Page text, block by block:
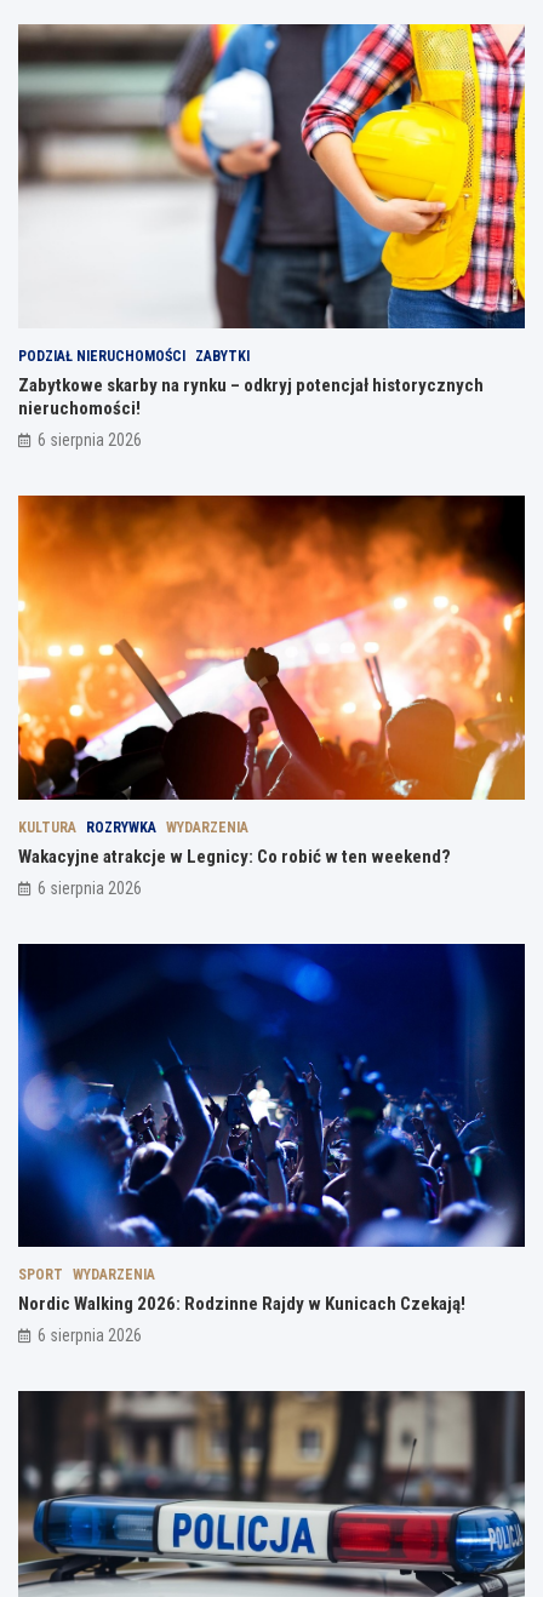
PODZIAŁ NIERUCHOMOŚCI ZABYTKI
Zabytkowe skarby na rynku – odkryj potencjał historycznych
nieruchomości!
6 sierpnia 2026
KULTURA ROZRYWKA WYDARZENIA
Wakacyjne atrakcje w Legnicy: Co robić w ten weekend?
6 sierpnia 2026
SPORT WYDARZENIA
Nordic Walking 2026: Rodzinne Rajdy w Kunicach Czekają!
6 sierpnia 2026